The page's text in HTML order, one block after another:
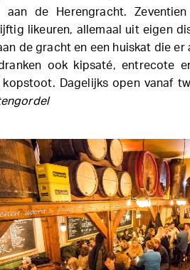
aan de Herengracht.
likeuren, allemaal uit eigen
de gracht en een huiskat die
ook kipsaté, entrecote
Dagelijks open vanaf